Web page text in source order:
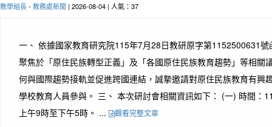
教學組長- 教務處新聞 | 2026-08-04 | 人氣：37
一、 依據國家教育研究院115年7月28日教研原字第1152500631
聚焦於「原住民族轉型正義」及「各國原住民族教育趨勢」等相關
何與國際趨勢接軌並促進跨國連結，誠摯邀請對原住民族教育有興
學校教育人員參與。 三、 本次研討會相關資訊如下： (一) 時間：
上午9時至下午5時。 ...
觀看完整文章